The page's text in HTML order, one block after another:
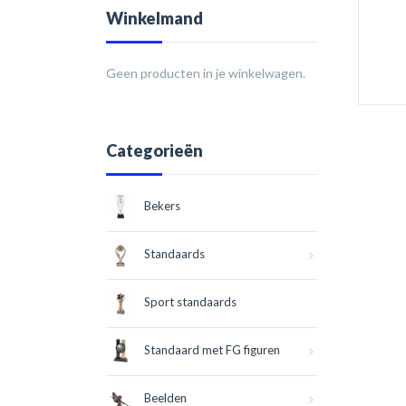
Winkelmand
Geen producten in je winkelwagen.
Categorieën
Bekers
Standaards
Sport standaards
Standaard met FG figuren
Beelden